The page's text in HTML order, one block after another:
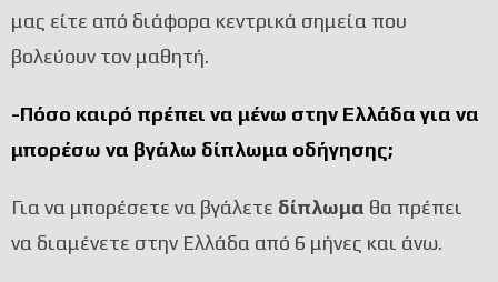
μας είτε από διάφορα κεντρικά σημεία που
βολεύουν τον μαθητή.
-Πόσο καιρό πρέπει να μένω στην Ελλάδα για να
μπορέσω να βγάλω δίπλωμα οδήγησης;
Για να μπορέσετε να βγάλετε δίπλωμα θα πρέπει
να διαμένετε στην Ελλάδα από 6 μήνες και άνω.